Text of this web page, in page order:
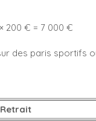
200 € = 7 000 €
des paris sportifs
Retrait